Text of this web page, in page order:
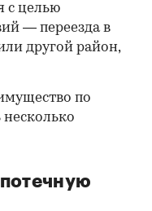
с целью
— переезда в
другой район,
по